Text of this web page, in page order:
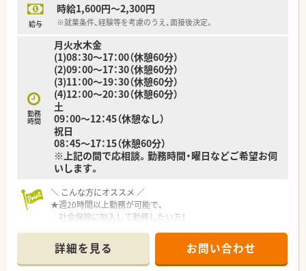
給与
時給1,600円～2,300円
※就業条件、経験等を考慮のうえ、面接後決定。
勤務
時間
月火水木金
(1)08：30～17：00（休憩60分）
(2)09：00～17：30（休憩60分）
(3)11：00～19：30（休憩60分）
(4)12：00～20：30（休憩60分）
土
09：00～12：45（休憩なし）
祝日
08：45～17：15（休憩60分）
※上記の間で応相談。勤務時間・曜日などご希望お伺
いします。
＼ こんな方にオススメ ／
★週20時間以上勤務が可能で、
社会保険に加入して勤務したい方！
★ご希望の勤務時間で相談可能！
「15時までの勤務」なども相談OK♪
詳細を見る お問い合わせ